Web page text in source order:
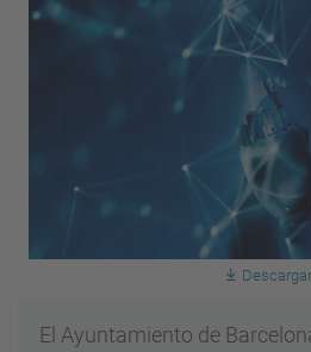
Descargar
El Ayuntamiento de